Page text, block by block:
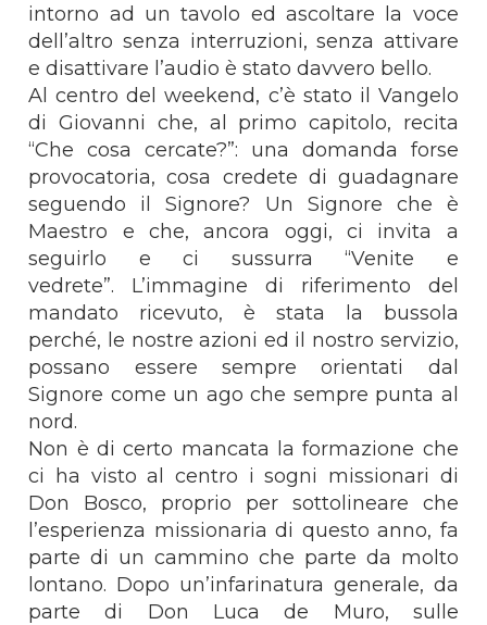
intorno ad un tavolo ed ascoltare la voce
dell’altro senza interruzioni, senza attivare
e disattivare l’audio è stato davvero bello.
Al centro del weekend, c’è stato il Vangelo
di Giovanni che, al primo capitolo, recita
“Che cosa cercate?”: una domanda forse
provocatoria, cosa credete di guadagnare
seguendo il Signore? Un Signore che è
Maestro e che, ancora oggi, ci invita a
seguirlo e ci sussurra “Venite e
vedrete”. L’immagine di riferimento del
mandato ricevuto, è stata la bussola
perché, le nostre azioni ed il nostro servizio,
possano essere sempre orientati dal
Signore come un ago che sempre punta al
nord.
Non è di certo mancata la formazione che
ci ha visto al centro i sogni missionari di
Don Bosco, proprio per sottolineare che
l’esperienza missionaria di questo anno, fa
parte di un cammino che parte da molto
lontano. Dopo un’infarinatura generale, da
parte di Don Luca de Muro, sulle